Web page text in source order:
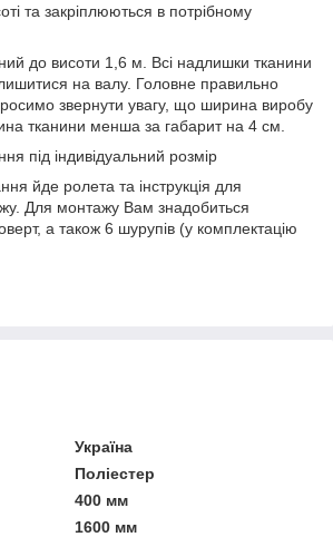
та закріплюються в потрібному
до висоти 1,6 м. Всі надлишки тканини
на валу. Головне правильно
звернути увагу, що ширина виробу
тканини менша за габарит на 4 см.
під індивідуальний розмір
йде ролета та інструкція для
Для монтажу Вам знадобиться
а також 6 шурупів (у комплектацію
Україна
Поліестер
400 мм
1600 мм